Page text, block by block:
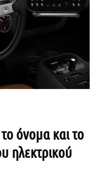
όνομα και το
ηλεκτρικού